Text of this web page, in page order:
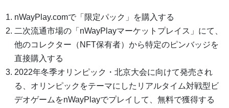
nWayPlay.comで「限定パック」を購入する
二次流通市場の「nWayPlayマーケットプレイス」にて、
他のコレクター（NFT保有者）から特定のピンバッジを
直接購入する
2022年冬季オリンピック・北京大会に向けて発売され
る、オリンピックをテーマにしたリアルタイム対戦型ビ
デオゲームをnWayPlayでプレイして、無料で獲得する